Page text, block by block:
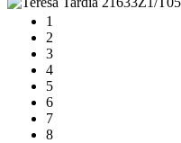
1
2
3
4
5
6
7
8